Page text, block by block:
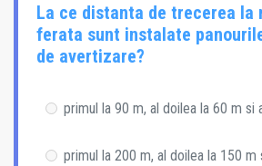
La ce distanta de trecerea la
ferata sunt instalate
de avertizare?
primul la 90 m, al doilea la 60 m si
primul la 200 m, al doilea la 150 m